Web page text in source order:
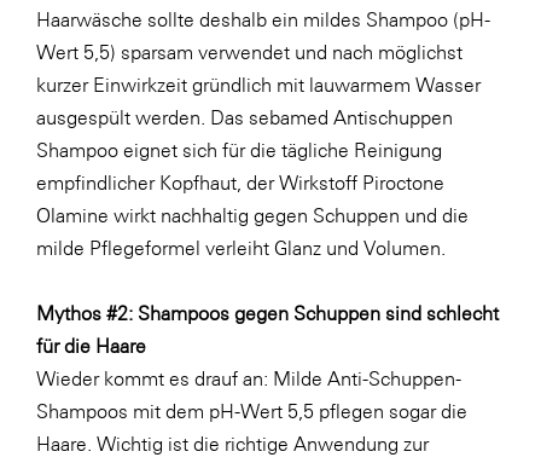
Somfy
Sony DADC
SPIEGLTEC
STIHL Tirol
Trend Micro
TAG GmbH
Verband Druck Medien Österreich
Wirtschaftskammer Salzburg
WKS Fachgruppe Fahrzeughandel und
Fahrzeugtechnik
Haarwäsche sollte deshalb ein mildes Shampoo (pH-
Wert 5,5) sparsam verwendet und nach möglichst
kurzer Einwirkzeit gründlich mit lauwarmem Wasser
ausgespült werden. Das sebamed Antischuppen
Shampoo eignet sich für die tägliche Reinigung
empfindlicher Kopfhaut, der Wirkstoff Piroctone
Olamine wirkt nachhaltig gegen Schuppen und die
milde Pflegeformel verleiht Glanz und Volumen.
Mythos #2: Shampoos gegen Schuppen sind schlecht
für die Haare
Wieder kommt es drauf an: Milde Anti-Schuppen-
Shampoos mit dem pH-Wert 5,5 pflegen sogar die
Haare. Wichtig ist die richtige Anwendung zur